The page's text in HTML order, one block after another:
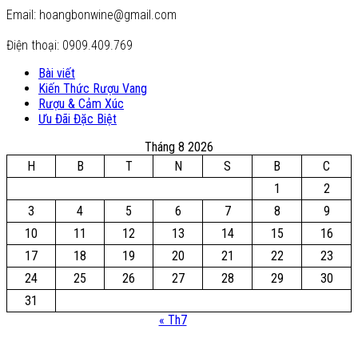
Email: hoangbonwine@gmail.com
Điện thoại: 0909.409.769
Bài viết
Kiến Thức Rượu Vang
Rượu & Cảm Xúc
Ưu Đãi Đặc Biệt
Tháng 8 2026
H
B T N S B
C
1
2
3
4 5 6 7 8
9
10
11 12 13 14 15
16
17
18 19 20 21 22
23
24
25 26 27 28 29
30
31
« Th7